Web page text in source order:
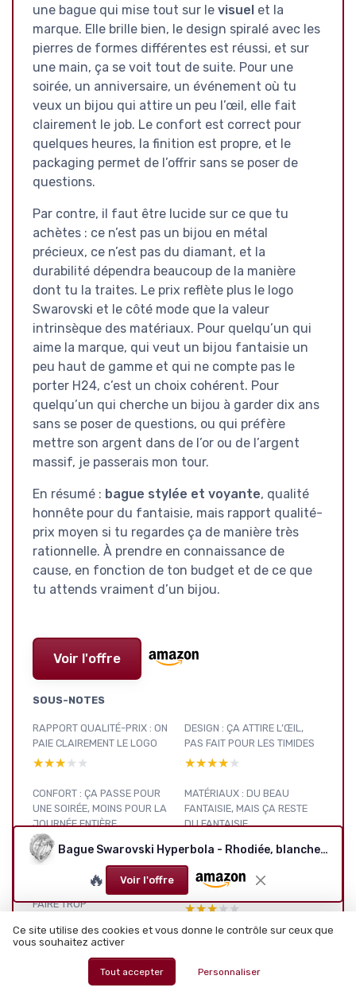
une bague qui mise tout sur le visuel et la
marque. Elle brille bien, le design spiralé avec les
pierres de formes différentes est réussi, et sur
une main, ça se voit tout de suite. Pour une
soirée, un anniversaire, un événement où tu
veux un bijou qui attire un peu l’œil, elle fait
clairement le job. Le confort est correct pour
quelques heures, la finition est propre, et le
packaging permet de l’offrir sans se poser de
questions.
Par contre, il faut être lucide sur ce que tu
achètes : ce n’est pas un bijou en métal
précieux, ce n’est pas du diamant, et la
durabilité dépendra beaucoup de la manière
dont tu la traites. Le prix reflète plus le logo
Swarovski et le côté mode que la valeur
intrinsèque des matériaux. Pour quelqu’un qui
aime la marque, qui veut un bijou fantaisie un
peu haut de gamme et qui ne compte pas le
porter H24, c’est un choix cohérent. Pour
quelqu’un qui cherche un bijou à garder dix ans
sans se poser de questions, ou qui préfère
mettre son argent dans de l’or ou de l’argent
massif, je passerais mon tour.
En résumé : bague stylée et voyante, qualité
honnête pour du fantaisie, mais rapport qualité-
prix moyen si tu regardes ça de manière très
rationnelle. À prendre en connaissance de
cause, en fonction de ton budget et de ce que
tu attends vraiment d’un bijou.
Voir l'offre
SOUS-NOTES
RAPPORT QUALITÉ-PRIX : ON
PAIE CLAIREMENT LE LOGO
★★★★★
★★★★★
DESIGN : ÇA ATTIRE L’ŒIL,
PAS FAIT POUR LES TIMIDES
★★★★★
★★★★★
CONFORT : ÇA PASSE POUR
UNE SOIRÉE, MOINS POUR LA
JOURNÉE ENTIÈRE
★★★★★
★★★★★
MATÉRIAUX : DU BEAU
FANTAISIE, MAIS ÇA RESTE
DU FANTAISIE
★★★★★
★★★★★
PACKAGING : PROPRE,
CADEAU-READY SANS EN
FAIRE TROP
★★★★★
★★★★★
DURABILITÉ : CORRECTE SI TU
FAIS UN MINIMUM ATTENTION
★★★★★
★★★★★
AVEC CETTE HYPERBOLA
Bague Swarovski Hyperbola - Rhodiée, blanche, T55
🔥 Voir l'offre
Ce site utilise des cookies et vous donne le contrôle sur ceux que
vous souhaitez activer
Tout accepter Personnaliser